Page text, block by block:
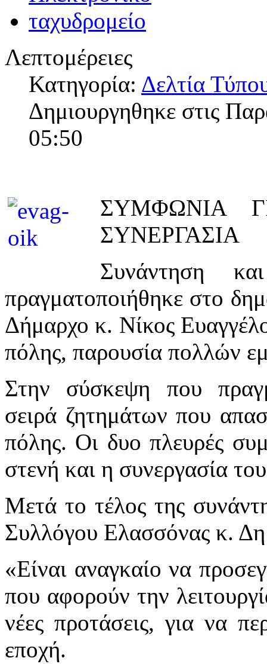
Λεπτομέρειες
Κατηγορία: Δελτία
Δημιουργηθηκε στις
05:50
ΣΥΜΦΩΝΙΑ
ΣΥΝΕΡΓΑΣΙΑ
Συνάντηση
πραγματοποιήθηκε στο
Δήμαρχο κ. Νίκος
πόλης, παρουσία πολλών
Στην σύσκεψη που
σειρά ζητημάτων που
πόλης. Οι δυο πλευρές
στενή και η συνεργασία
Μετά το τέλος της
Συλλόγου Ελασσόνας κ.
«Είναι αναγκαίο να
που αφορούν την
νέες προτάσεις, για να
εποχή.